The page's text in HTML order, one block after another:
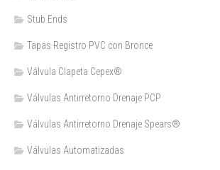
Stub Ends
Tapas Registro PVC con Bronce
Válvula Clapeta Cepex®
Válvulas Antirretorno Drenaje PCP
Válvulas Antirretorno Drenaje Spears®
Válvulas Automatizadas